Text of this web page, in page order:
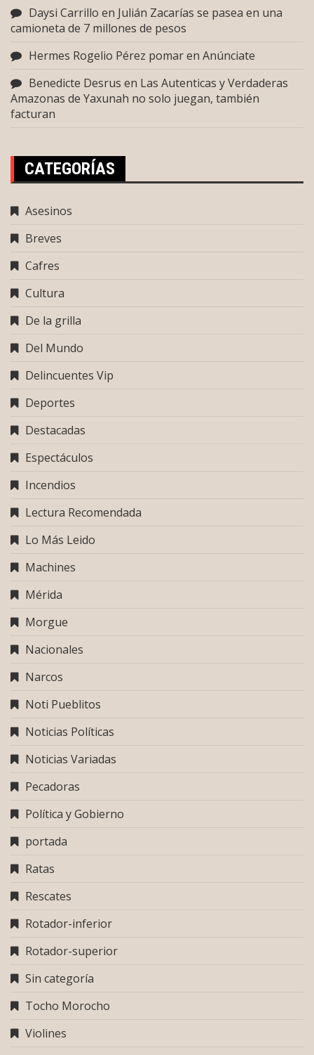
Daysi Carrillo en Julián Zacarías se pasea en una
camioneta de 7 millones de pesos
Hermes Rogelio Pérez pomaren Anúnciate
Benedicte Desrus en Las Autenticas y Verdaderas
Amazonas de Yaxunah no solo juegan, también
facturan
CATEGORÍAS
Asesinos
Breves
Cafres
Cultura
De la grilla
Del Mundo
Delincuentes Vip
Deportes
Destacadas
Espectáculos
Incendios
Lectura Recomendada
Lo Más Leido
Machines
Mérida
Morgue
Nacionales
Narcos
Noti Pueblitos
Noticias Políticas
Noticias Variadas
Pecadoras
Política y Gobierno
portada
Ratas
Rescates
Rotador-inferior
Rotador-superior
Sin categoría
Tocho Morocho
Violines